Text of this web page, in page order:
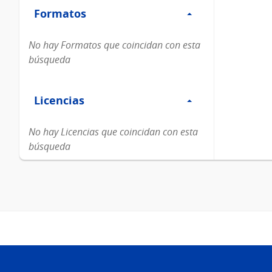
Formatos
Formatos
No hay Formatos que coincidan con esta
búsqueda
Licencias
Licencias
No hay Licencias que coincidan con esta
búsqueda